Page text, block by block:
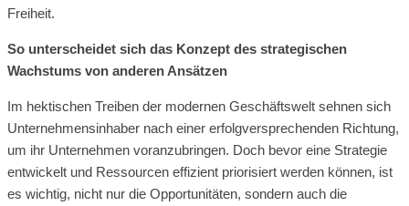
Freiheit.
So unterscheidet sich das Konzept des strategischen
Wachstums von anderen Ansätzen
Im hektischen Treiben der modernen Geschäftswelt sehnen sich
Unternehmensinhaber nach einer erfolgversprechenden Richtung,
um ihr Unternehmen voranzubringen. Doch bevor eine Strategie
entwickelt und Ressourcen effizient priorisiert werden können, ist
es wichtig, nicht nur die Opportunitäten, sondern auch die